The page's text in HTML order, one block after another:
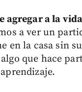
agregar a la
a ver un
en la casa sin
que hace